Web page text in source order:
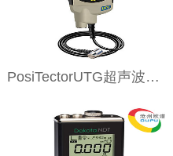
PosiTectorUTG超声波管道测厚仪